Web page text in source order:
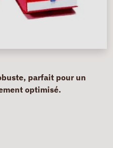
parfait pour un
optimisé.